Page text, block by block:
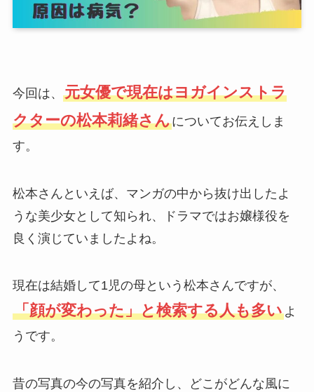
今回は、 元女優で現在はヨガインストラ
クターの松本莉緒さんについてお伝えしま
す。
松本さんといえば、マンガの中から抜け出したよ
うな美少女として知られ、ドラマではお嬢様役を
良く演じていましたよね。
現在は結婚して1児の母という松本さんですが、
「顔が変わった」と検索する人も多いよ
うです。
昔の写真の今の写真を紹介し、どこがどんな風に